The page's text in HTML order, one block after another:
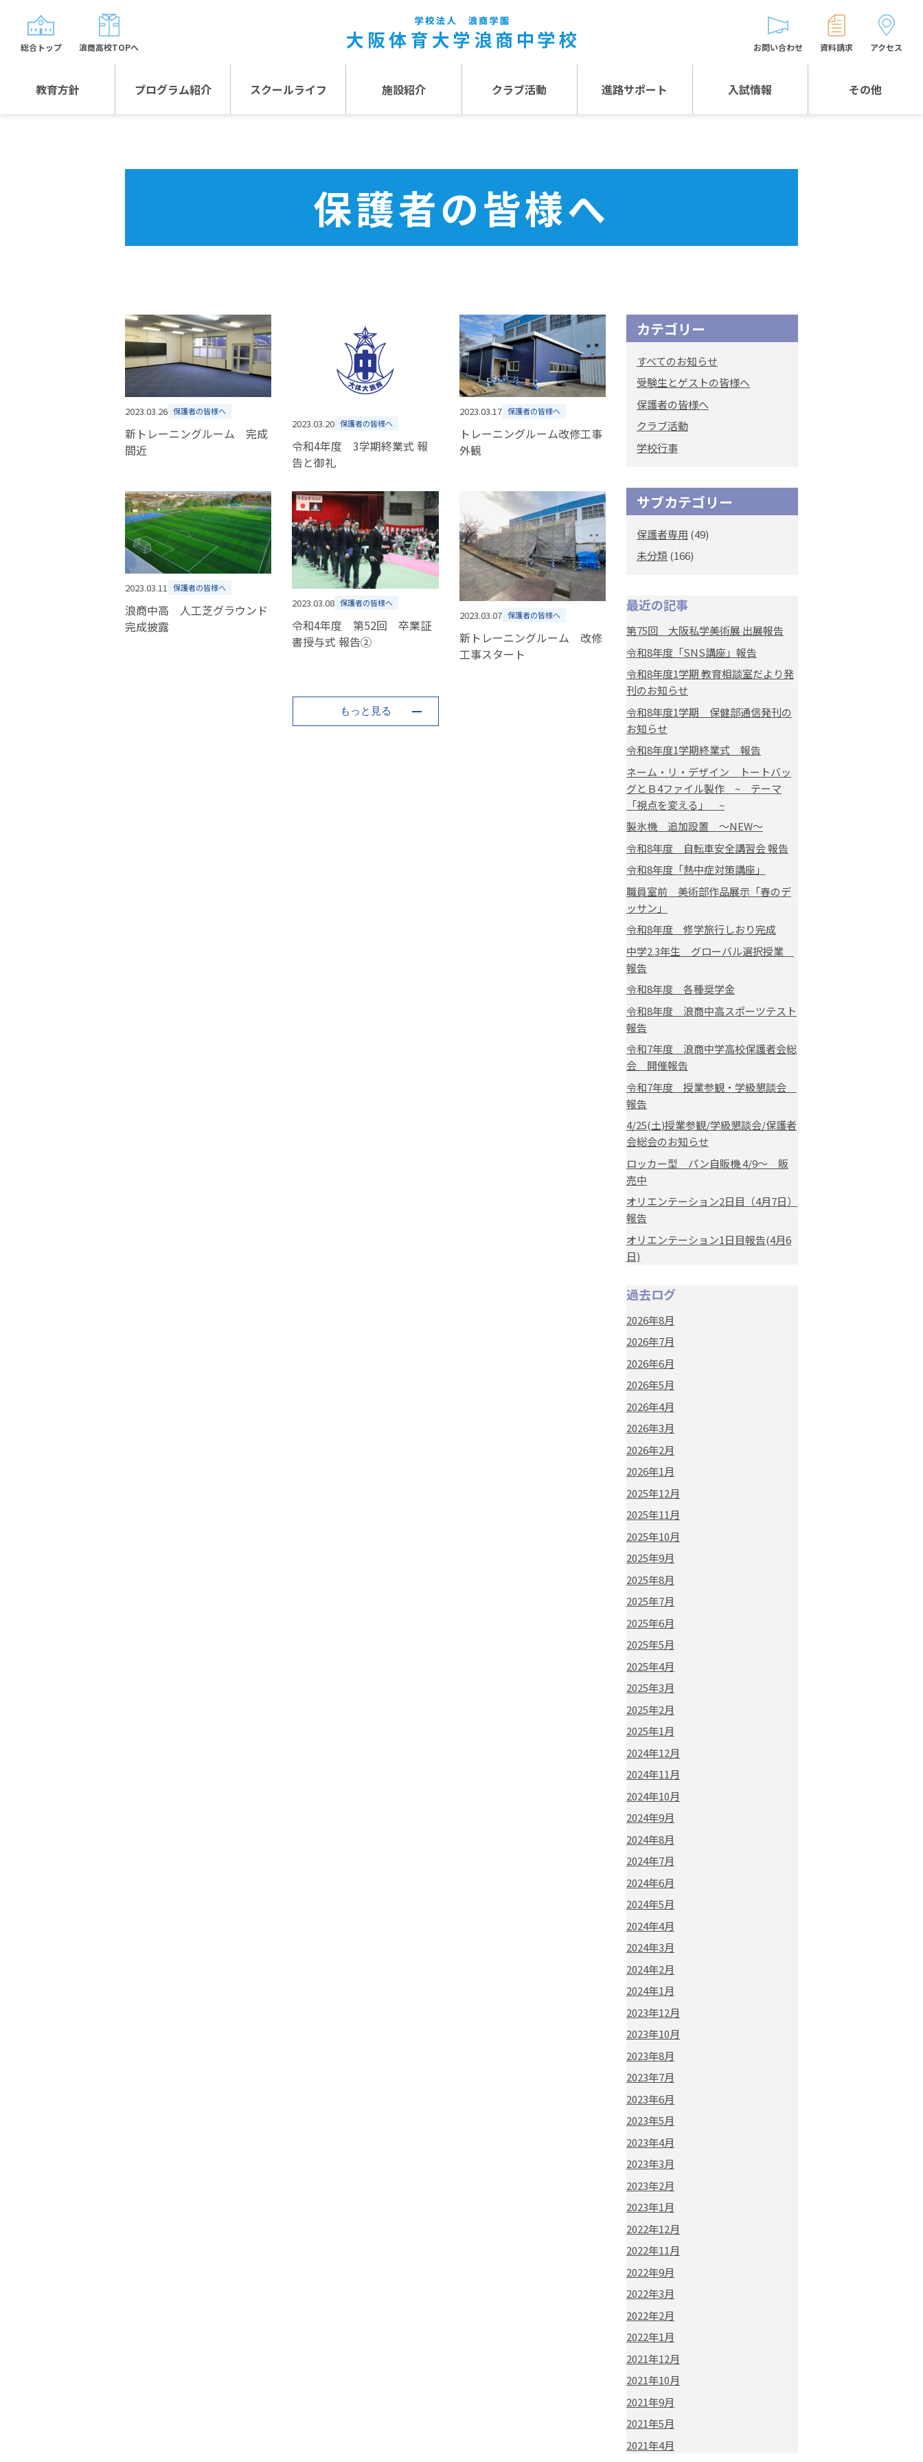
教育方針 プログラム紹介 スクールライフ 施設紹介 クラブ活動 進路サポート 入試情報 その他
お問い合わせ 資料請求 アクセス
総合トップ 浪商高校TOPへ
保護者の皆様へ
2023.03.26 保護者の皆様へ
新トレーニングルーム 完成
間近
2023.03.20 保護者の皆様へ
令和4年度 3学期終業式 報
告と御礼
2023.03.17 保護者の皆様へ
トレーニングルーム改修工事
外観
2023.03.11 保護者の皆様へ
浪商中高 人工芝グラウンド
完成披露
2023.03.08 保護者の皆様へ
令和4年度 第52回 卒業証
書授与式 報告②
2023.03.07 保護者の皆様へ
新トレーニングルーム 改修
工事スタート
もっと見る
カテゴリー
すべてのお知らせ
受験生とゲストの皆様へ
保護者の皆様へ
クラブ活動
学校行事
サブカテゴリー
保護者専用 (49)
未分類 (166)
最近の記事
第75回 大阪私学美術展 出展報告
令和8年度「SNS講座」報告
令和8年度1学期 教育相談室だより発
刊のお知らせ
令和8年度1学期 保健部通信発刊の
お知らせ
令和8年度1学期終業式 報告
ネーム・リ・デザイン トートバッ
グとＢ4ファイル製作 ~ テーマ
「視点を変える」 ~
製氷機 追加設置 ～NEW～
令和8年度 自転車安全講習会 報告
令和8年度「熱中症対策講座」
職員室前 美術部作品展示「春のデ
ッサン」
令和8年度 修学旅行しおり完成
中学2.3年生 グローバル選択授業
報告
令和8年度 各種奨学金
令和8年度 浪商中高スポーツテスト
報告
令和7年度 浪商中学高校保護者会総
会 開催報告
令和7年度 授業参観・学級懇談会
報告
4/25(土)授業参観/学級懇談会/保護者
会総会のお知らせ
ロッカー型 パン自販機 4/9～ 販
売中
オリエンテーション2日目（4月7日）
報告
オリエンテーション1日目報告(4月6
日)
過去ログ
2026年8月
2026年7月
2026年6月
2026年5月
2026年4月
2026年3月
2026年2月
2026年1月
2025年12月
2025年11月
2025年10月
2025年9月
2025年8月
2025年7月
2025年6月
2025年5月
2025年4月
2025年3月
2025年2月
2025年1月
2024年12月
2024年11月
2024年10月
2024年9月
2024年8月
2024年7月
2024年6月
2024年5月
2024年4月
2024年3月
2024年2月
2024年1月
2023年12月
2023年10月
2023年8月
2023年7月
2023年6月
2023年5月
2023年4月
2023年3月
2023年2月
2023年1月
2022年12月
2022年11月
2022年9月
2022年3月
2022年2月
2022年1月
2021年12月
2021年10月
2021年9月
2021年5月
2021年4月